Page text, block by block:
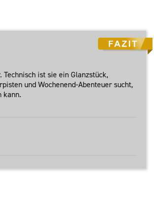
ist sie ein Glanzstück,
und Wochenend-Abenteuer sucht,
kann.